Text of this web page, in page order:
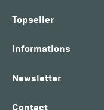
Topseller
Informations
Newsletter
Contact